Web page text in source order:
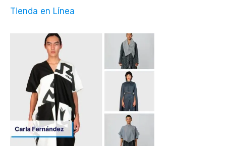
Tienda en Línea